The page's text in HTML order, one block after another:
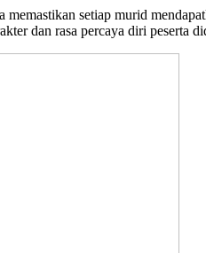
setiap murid
dan rasa percaya diri peserta